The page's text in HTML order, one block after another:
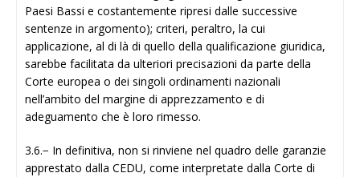
Paesi Bassi e costantemente ripresi dalle successive
sentenze in argomento); criteri, peraltro, la cui
applicazione, al di là di quello della qualificazione giuridica,
sarebbe facilitata da ulteriori precisazioni da parte della
Corte europea o dei singoli ordinamenti nazionali
nell’ambito del margine di apprezzamento e di
adeguamento che è loro rimesso.
3.6.− In definitiva, non si rinviene nel quadro delle garanzie
apprestato dalla CEDU, come interpretate dalla Corte di